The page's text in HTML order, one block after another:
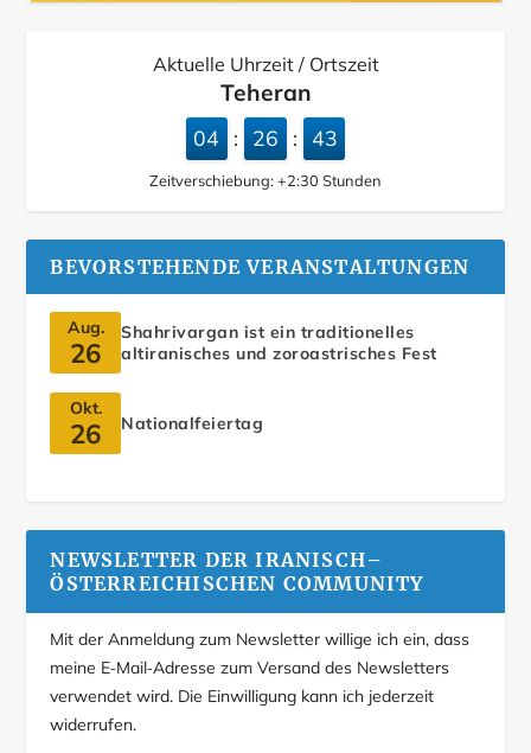
Aktuelle Uhrzeit / Ortszeit
Teheran
04 : 26 : 44
Zeitverschiebung:+2:30 Stunden
BEVORSTEHENDE VERANSTALTUNGEN
Aug.
26
Shahrivargan ist ein traditionelles
altiranisches und zoroastrisches Fest
Okt.
26 Nationalfeiertag
NEWSLETTER DER IRANISCH–
ÖSTERREICHISCHEN COMMUNITY
Mit der Anmeldung zum Newsletter willige ich ein, dass
meine E‑Mail‑Adresse zum Versand des Newsletters
verwendet wird. Die Einwilligung kann ich jederzeit
widerrufen.